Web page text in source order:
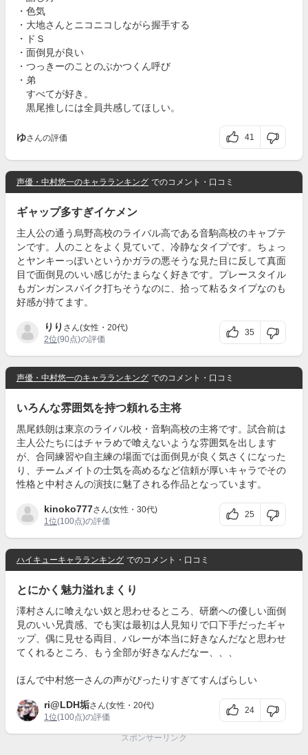
・色気
・大地さんとニコニコしながら握手する
・ドＳ
・面倒見が良い
・つっきーのことのぶかつくん呼び
・弟
すべてが好き。
黒尾推しには全員共感してほしい。
ゆさんの評価 41
声優・中村悠一のキャラランキング でのコメント・口コミ
ギャップ多すぎイケメン
主人公の通う烏野高校のライバル高である音駒高校のキャプテ
ンです。人のことをよく見ていて、冷静なタイプです。ちょっ
とヤンキーっぽいというかガラの悪そうな見た目に反して真面
目で面倒見のいい感じがたまらなく好きです。プレースタイル
もガンガンスパイク打ちそうなのに、拾って粘るタイプなのも
好感が持てます。
りり さん(女性・20代)
2位(90点)の評価
35
声優・中村悠一のキャラランキング でのコメント・口コミ
いろんな雰囲気を持つ頼れる主将
黒尾鉄朗は東京のライバル校・音駒高校の主将です。試合前は
主人公たちにはチャラめで喰えないような雰囲気を出します
が、合同練習や自主練の場面では面倒見が良く気さくになった
り、チームメイトの士気を高めるなど信頼が厚いキャラでその
性格と中村さんの演技に魅了される作品となっています。
kinoko777さん(女性・30代)
1位(100点)の評価
25
ハイキューキャラランキング でのコメント・口コミ
とにかく魅力溢れまくり
澤村さんに喰えない奴と思わせるところ、研磨への優しい面倒
見のいい兄貴感、でも実は最初は人見知りで口下手だったギャ
ップ、偶に見せる両目、バレーが本当に好きなんだなと思わせ
てくれるところ、もう全部が好きなんだなー、、、
ほんで中村悠一さんの声がぴったりすぎてすんばらしい
ri@LDH垢さん(女性・20代)
1位(100点)の評価
24
スポンサーリンク